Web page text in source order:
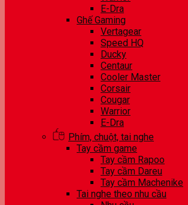
E-Dra
Ghế Gaming
Vertagear
Speed HQ
Ducky
Centaur
Cooler Master
Corsair
Cougar
Warrior
E-Dra
Phím, chuột, tai nghe
Tay cầm game
Tay cầm Rapoo
Tay cầm Dareu
Tay cầm Machenike
Tai nghe theo nhu cầu